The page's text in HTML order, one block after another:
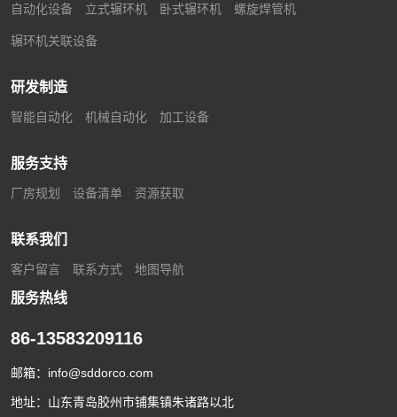
自动化设备 立式辗环机 卧式辗环机 螺旋焊管机
辗环机关联设备
研发制造
智能自动化 机械自动化 加工设备
服务支持
厂房规划 设备清单 资源获取
联系我们
客户留言 联系方式 地图导航
服务热线
86-13583209116
邮箱： info@sddorco.com
地址：山东青岛胶州市铺集镇朱诸路以北